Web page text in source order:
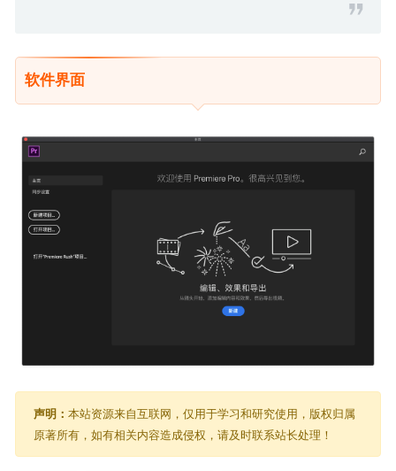
软件界面
声明： 本站资源来自互联网，仅用于学习和研究使用，版权归属
原著所有，如有相关内容造成侵权，请及时联系站长处理！